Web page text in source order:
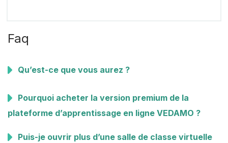
Faq
Qu’est-ce que vous aurez ?
Pourquoi acheter la version premium de la
plateforme d’apprentissage en ligne VEDAMO ?
Puis-je ouvrir plus d’une salle de classe virtuelle